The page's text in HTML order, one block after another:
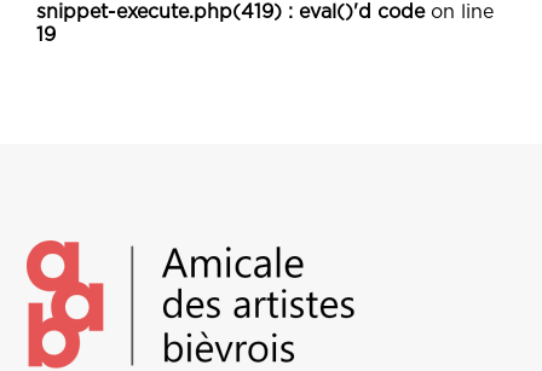
snippet-execute.php(419) : eval()'d codeon line
19